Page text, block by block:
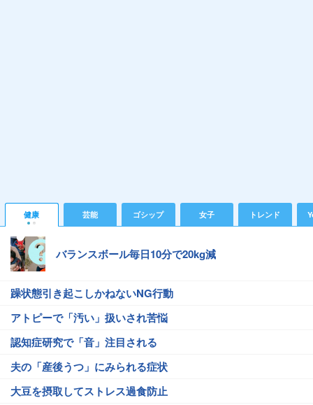
健康 芸能 ゴシップ 女子 トレンド
バランスボール毎日10分で20kg減
躁状態引き起こしかねないNG行動
アトピーで「汚い」扱いされ苦悩
認知症研究で「音」注目される
夫の「産後うつ」にみられる症状
大豆を摂取してストレス過食防止